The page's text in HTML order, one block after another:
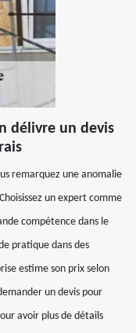
délivre un devis
remarquez une anomalie
un expert comme
compétence dans le
pratique dans des
estime son prix selon
un devis pour
avoir plus de détails